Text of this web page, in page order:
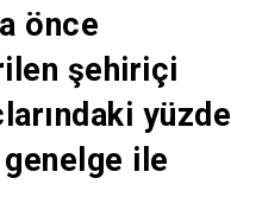
önce
şehiriçi
yüzde
ile